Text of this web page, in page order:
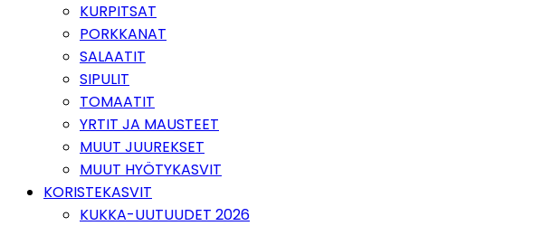
KURPITSAT
PORKKANAT
SALAATIT
SIPULIT
TOMAATIT
YRTIT JA MAUSTEET
MUUT JUUREKSET
MUUT HYÖTYKASVIT
KORISTEKASVIT
KUKKA-UUTUUDET 2026